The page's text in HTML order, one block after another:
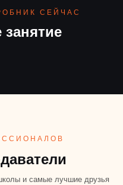
занятие
СЕЙЧАС
и самые лучшие друзья